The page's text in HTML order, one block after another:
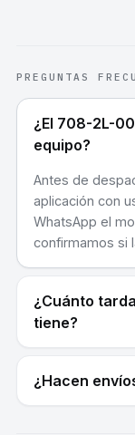
PREGUNTAS
¿El 708-2L-
equipo?
Antes de
aplicación con
WhatsApp el
confirmamos si
¿Cuánto
tiene?
¿Hacen